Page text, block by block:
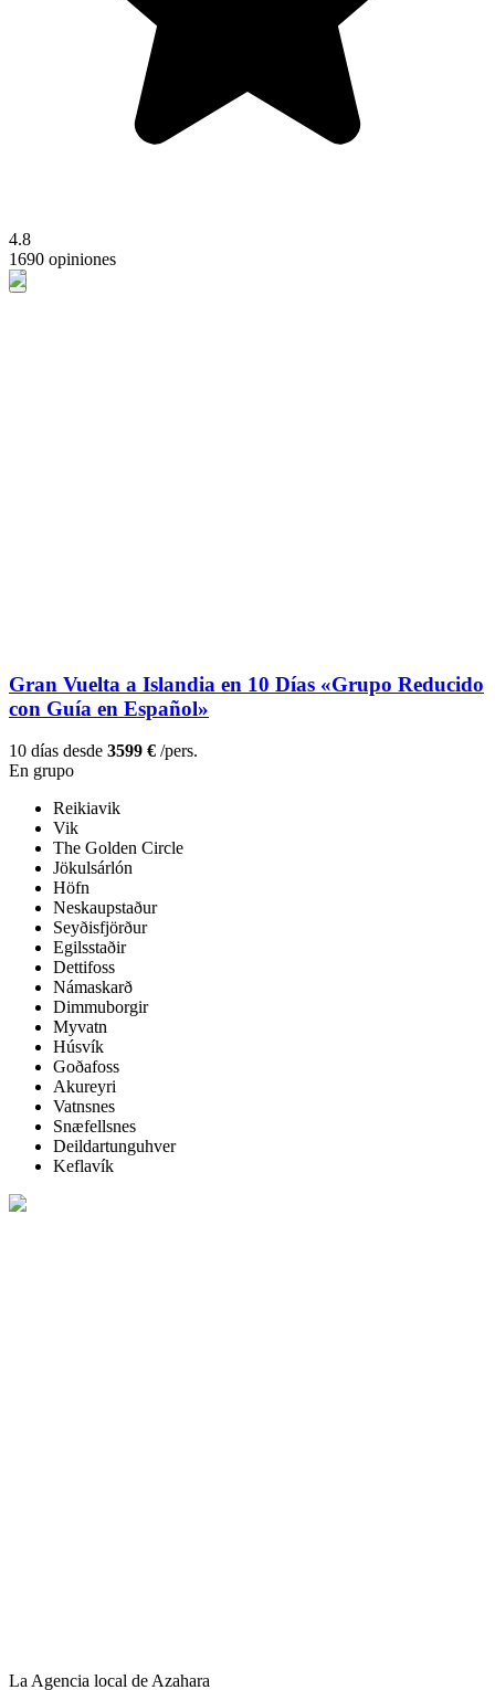
4.8
1690 opiniones
Gran Vuelta a Islandia en 10 Días «Grupo Reducido
con Guía en Español»
10 días desde 3599 € /pers.
En grupo
Reikiavik
Vik
The Golden Circle
Jökulsárlón
Höfn
Neskaupstaður
Seyðisfjörður
Egilsstaðir
Dettifoss
Námaskarð
Dimmuborgir
Myvatn
Húsvík
Goðafoss
Akureyri
Vatnsnes
Snæfellsnes
Deildartunguhver
Keflavík
La Agencia local de Azahara